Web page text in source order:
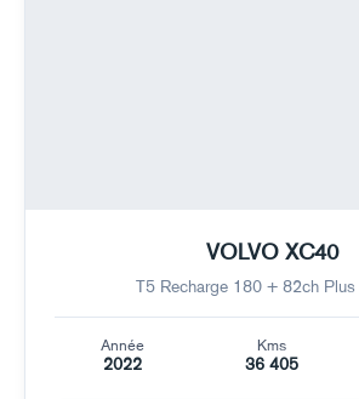
VOLVO XC40
T5 Recharge 180 + 82ch
Année
2022
Kms
36 405